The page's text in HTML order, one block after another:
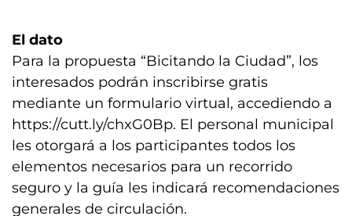
El dato
Para la propuesta “Bicitando la Ciudad”, los
interesados podrán inscribirse gratis
mediante un formulario virtual, accediendo a
https://cutt.ly/chxG0Bp. El personal municipal
les otorgará a los participantes todos los
elementos necesarios para un recorrido
seguro y la guía les indicará recomendaciones
generales de circulación.